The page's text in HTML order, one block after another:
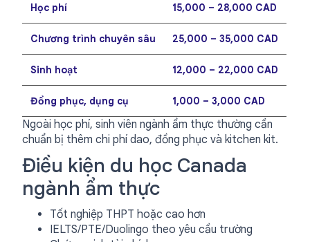
Học phí
15,000 – 28,000 CAD
Chương trình chuyên sâu 25,000 – 35,000 CAD
Sinh hoạt 12,000 – 22,000 CAD
Đồng phục, dụng cụ 1,000 – 3,000 CAD
Ngoài học phí, sinh viên ngành ẩm thực thường cần
chuẩn bị thêm chi phí dao, đồng phục và kitchen kit.
Điều kiện du học Canada
ngành ẩm thực
Tốt nghiệp THPT hoặc cao hơn
IELTS/PTE/Duolingo theo yêu cầu trường